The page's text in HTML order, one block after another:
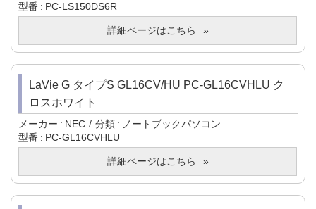
型番
PC-LS150DS6R
詳細ページはこちら
LaVie G タイプS GL16CV/HU PC-GL16CVHLU ク
ロスホワイト
メーカー NEC 分類
ノートブックパソコン
型番
PC-GL16CVHLU
詳細ページはこちら